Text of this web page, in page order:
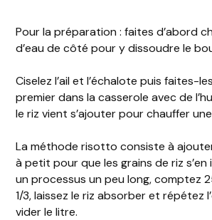
Pour la préparation : faites d’abord
d’eau de côté pour y dissoudre le
Ciselez l’ail et l’échalote puis faites-
premier dans la casserole avec de
le riz vient s’ajouter pour chauffer
La méthode risotto consiste à
à petit pour que les grains de riz s’en
un processus un peu long, comptez
1/3, laissez le riz absorber et répétez
vider le litre.